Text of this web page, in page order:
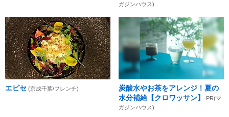
ガジンハウス)
エピセ (京成千葉/フレンチ)
炭酸水やお茶をアレンジ！夏の
水分補給【クロワッサン】
PR(マ
ガジンハウス)